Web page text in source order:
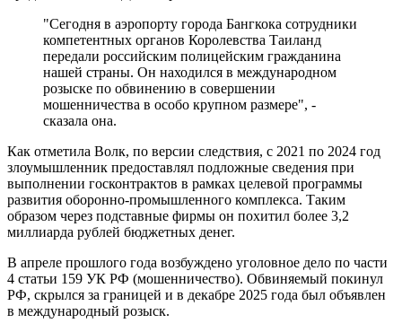
"Сегодня в аэропорту города Бангкока сотрудники
компетентных органов Королевства Таиланд
передали российским полицейским гражданина
нашей страны. Он находился в международном
розыске по обвинению в совершении
мошенничества в особо крупном размере", -
сказала она.
Как отметила Волк, по версии следствия, с 2021 по 2024 год
злоумышленник предоставлял подложные сведения при
выполнении госконтрактов в рамках целевой программы
развития оборонно-промышленного комплекса. Таким
образом через подставные фирмы он похитил более 3,2
миллиарда рублей бюджетных денег.
В апреле прошлого года возбуждено уголовное дело по части
4 статьи 159 УК РФ (мошенничество). Обвиняемый покинул
РФ, скрылся за границей и в декабре 2025 года был объявлен
в международный розыск.